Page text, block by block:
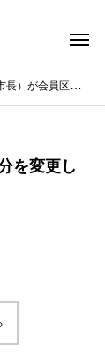
区分を変更しました
を変更し